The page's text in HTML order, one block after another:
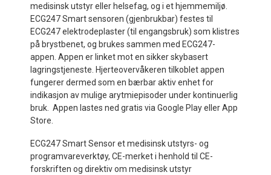
medisinsk utstyr eller helsefag, og i et hjemmemiljø.
ECG247 Smart sensoren (gjenbrukbar) festes til
ECG247 elektrodeplaster (til engangsbruk) som klistres
på brystbenet, og brukes sammen med ECG247-
appen. Appen er linket mot en sikker skybasert
lagringstjeneste. Hjerteovervåkeren tilkoblet appen
fungerer dermed som en bærbar aktiv enhet for
indikasjon av mulige arytmiepisoder under kontinuerlig
bruk. Appen lastes ned gratis via Google Play eller App
Store.
ECG247 Smart Sensor et medisinsk utstyrs- og
programvareverktøy, CE-merket i henhold til CE-
forskriften og direktiv om medisinsk utstyr